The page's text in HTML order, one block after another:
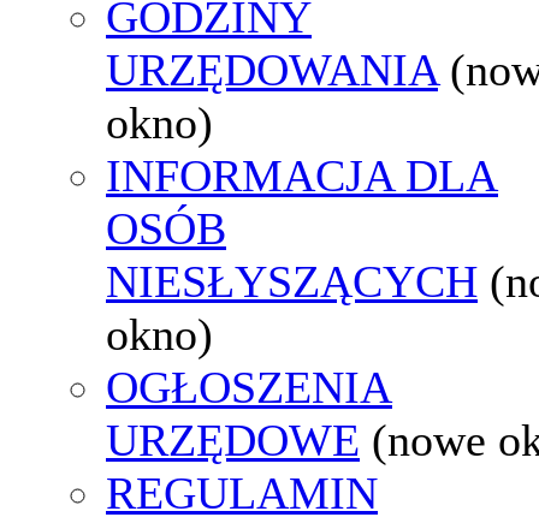
GODZINY
URZĘDOWANIA
okno)
INFORMACJA DLA
OSÓB
NIESŁYSZĄCYCH
okno)
OGŁOSZENIA
URZĘDOWE (nowe
REGULAMIN